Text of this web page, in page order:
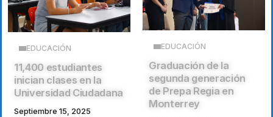
EDUCACIÓN
11,400 estudiantes
inician clases en la
Universidad Ciudadana
Septiembre 15, 2025
EDUCACIÓN
Graduación de la
segunda generación
de Prepa Regia en
Monterrey